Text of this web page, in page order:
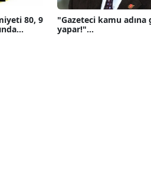
80, 9
"Gazeteci kamu adına
yapar!"...